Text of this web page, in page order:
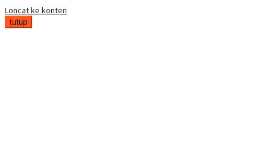
Loncat ke konten
tutup